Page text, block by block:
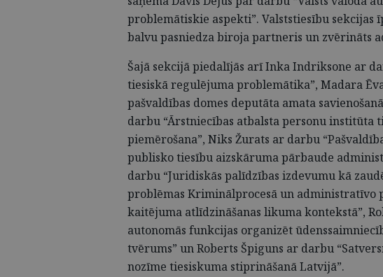
problemātiskie aspekti”. Valststiesību sekcijas
balvu pasniedza biroja partneris un zvērināts
Šajā sekcijā piedalījās arī Inka Indriksone ar
tiesiskā regulējuma problemātika”, Madara
pašvaldības domes deputāta amata
darbu “Ārstniecības atbalsta personu institūta
piemērošana”, Niks Žurats ar darbu
publisko tiesību aizskāruma pārbaude
darbu “Juridiskās palīdzības izdevumu kā
problēmas Kriminālprocesā un
kaitējuma atlīdzināšanas likuma kontekstā”,
autonomās funkcijas organizēt
tvērums” un Roberts Špiguns ar darbu
nozīme tiesiskuma stiprināšanā Latvijā”.